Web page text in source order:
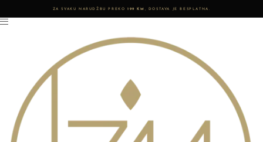
ZA SVAKU NARUDŽBU PREKO 199 KM , DOSTAVA JE BESPLATNA.